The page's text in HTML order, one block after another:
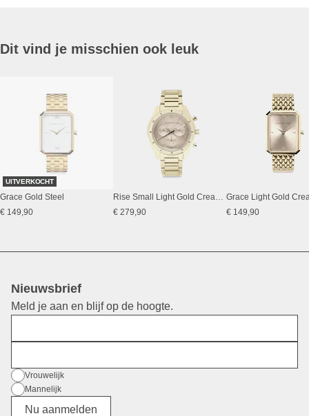
Dit vind je misschien ook leuk
UITVERKOCHT
Grace Gold Steel
€ 149,90
Rise Small Light Gold Cream Steel
€ 279,90
€ 149,90
Nieuwsbrief
Meld je aan en blijf op de hoogte.
Geslacht
Vrouwelijk
Mannelijk
Divers
Nu aanmelden